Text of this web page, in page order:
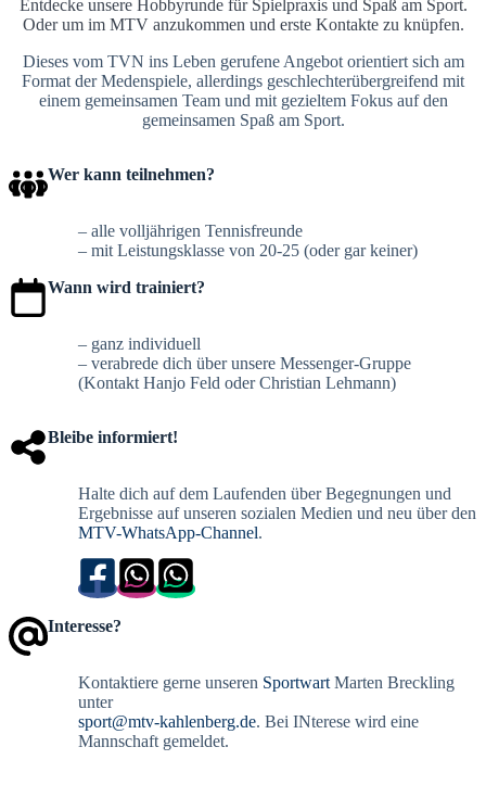
Entdecke unsere Hobbyrunde für Spielpraxis und Spaß am Sport.
Oder um im MTV anzukommen und erste Kontakte zu knüpfen.
Dieses vom TVN ins Leben gerufene Angebot orientiert sich am
Format der Medenspiele, allerdings geschlechterübergreifend mit
einem gemeinsamen Team und mit gezieltem Fokus auf den
gemeinsamen Spaß am Sport.
Wer kann teilnehmen?
– alle volljährigen Tennisfreunde
– mit Leistungsklasse von 20-25 (oder gar keiner)
Wann wird trainiert?
– ganz individuell
– verabrede dich über unsere Messenger-Gruppe
(Kontakt Hanjo Feld oder Christian Lehmann)
Bleibe informiert!
Halte dich auf dem Laufenden über Begegnungen und
Ergebnisse auf unseren sozialen Medien und neu über den
MTV-WhatsApp-Channel.
Interesse?
Kontaktiere gerne unseren Sportwart Marten Breckling
unter
sport@mtv-kahlenberg.de. Bei INterese wird eine
Mannschaft gemeldet.